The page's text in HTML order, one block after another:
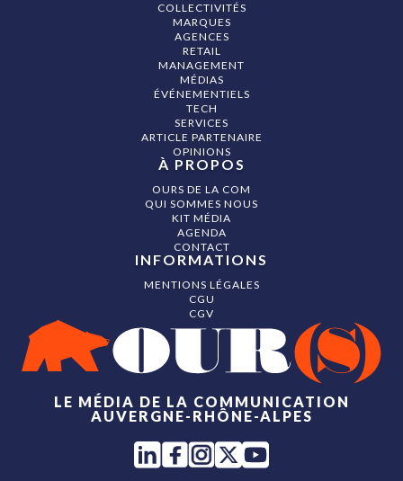
LE MÉDIA DE LA COMMUNICATION
AUVERGNE-RHÔNE-ALPES
COLLECTIVITÉS
MARQUES
AGENCES
RETAIL
MANAGEMENT
MÉDIAS
ÉVÉNEMENTIELS
TECH
SERVICES
ARTICLE PARTENAIRE
OPINIONS
À PROPOS
OURS DE LA COM
QUI SOMMES NOUS
KIT MÉDIA
AGENDA
CONTACT
INFORMATIONS
MENTIONS LÉGALES
CGU
CGV